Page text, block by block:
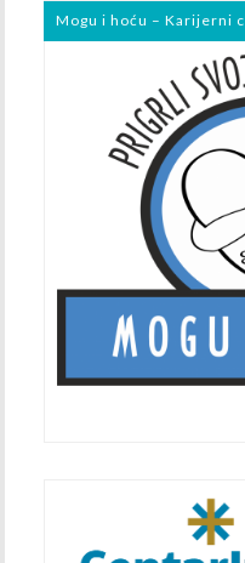
Mogu i hoću – Karijerni